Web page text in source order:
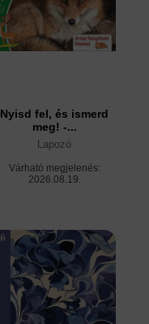
Nyisd fel, és ismerd
meg! -...
Lapozó
Várható megjelenés:
2026.08.19.